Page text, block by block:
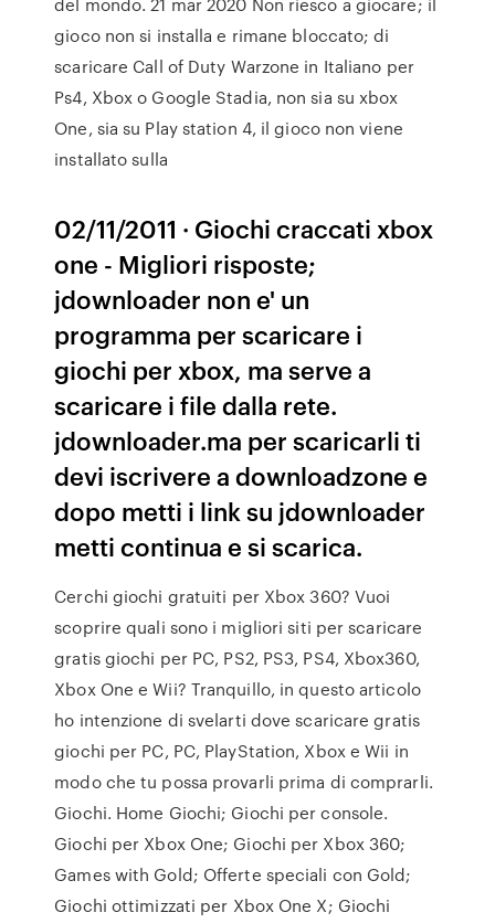
gioco non si installa e rimane bloccato; di
scaricare Call of Duty Warzone in Italiano per
Ps4, Xbox o Google Stadia, non sia su xbox
One, sia su Play station 4, il gioco non viene
installato sulla
02/11/2011 · Giochi craccati xbox
one - Migliori risposte;
jdownloader non e' un
programma per scaricare i
giochi per xbox, ma serve a
scaricare i file dalla rete.
jdownloader.ma per scaricarli ti
devi iscrivere a downloadzone e
dopo metti i link su jdownloader
metti continua e si scarica.
Cerchi giochi gratuiti per Xbox 360? Vuoi
scoprire quali sono i migliori siti per scaricare
gratis giochi per PC, PS2, PS3, PS4, Xbox360,
Xbox One e Wii? Tranquillo, in questo articolo
ho intenzione di svelarti dove scaricare gratis
giochi per PC, PC, PlayStation, Xbox e Wii in
modo che tu possa provarli prima di comprarli.
Giochi. Home Giochi; Giochi per console.
Giochi per Xbox One; Giochi per Xbox 360;
Games with Gold; Offerte speciali con Gold;
Giochi ottimizzati per Xbox One X; Giochi